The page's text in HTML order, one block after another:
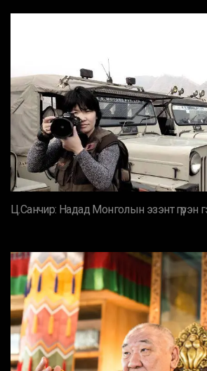
Ц.Санчир: Надад Монголын эзэнт гүрэн